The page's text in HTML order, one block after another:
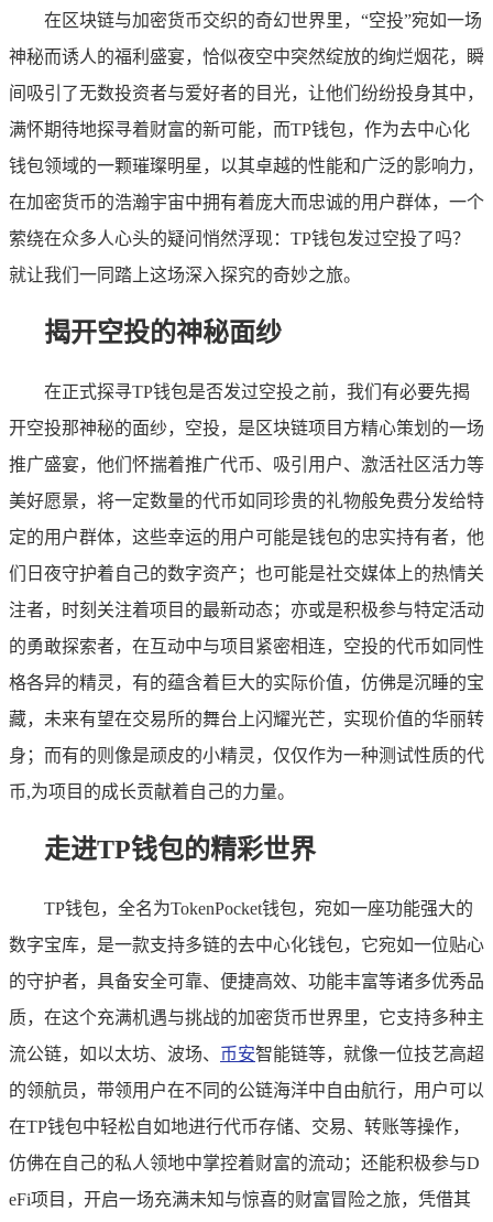
在区块链与加密货币交织的奇幻世界里，“空投”宛如一场
神秘而诱人的福利盛宴，恰似夜空中突然绽放的绚烂烟花，瞬
间吸引了无数投资者与爱好者的目光，让他们纷纷投身其中，
满怀期待地探寻着财富的新可能，而TP钱包，作为去中心化
钱包领域的一颗璀璨明星，以其卓越的性能和广泛的影响力，
在加密货币的浩瀚宇宙中拥有着庞大而忠诚的用户群体，一个
萦绕在众多人心头的疑问悄然浮现：TP钱包发过空投了吗？
就让我们一同踏上这场深入探究的奇妙之旅。
揭开空投的神秘面纱
在正式探寻TP钱包是否发过空投之前，我们有必要先揭
开空投那神秘的面纱，空投，是区块链项目方精心策划的一场
推广盛宴，他们怀揣着推广代币、吸引用户、激活社区活力等
美好愿景，将一定数量的代币如同珍贵的礼物般免费分发给特
定的用户群体，这些幸运的用户可能是钱包的忠实持有者，他
们日夜守护着自己的数字资产；也可能是社交媒体上的热情关
注者，时刻关注着项目的最新动态；亦或是积极参与特定活动
的勇敢探索者，在互动中与项目紧密相连，空投的代币如同性
格各异的精灵，有的蕴含着巨大的实际价值，仿佛是沉睡的宝
藏，未来有望在交易所的舞台上闪耀光芒，实现价值的华丽转
身；而有的则像是顽皮的小精灵，仅仅作为一种测试性质的代
币,为项目的成长贡献着自己的力量。
走进TP钱包的精彩世界
TP钱包，全名为TokenPocket钱包，宛如一座功能强大的
数字宝库，是一款支持多链的去中心化钱包，它宛如一位贴心
的守护者，具备安全可靠、便捷高效、功能丰富等诸多优秀品
质，在这个充满机遇与挑战的加密货币世界里，它支持多种主
流公链，如以太坊、波场、 币安智能链等，就像一位技艺高超
的领航员，带领用户在不同的公链海洋中自由航行，用户可以
在TP钱包中轻松自如地进行代币存储、交易、转账等操作，
仿佛在自己的私人领地中掌控着财富的流动；还能积极参与D
eFi项目，开启一场充满未知与惊喜的财富冒险之旅，凭借其